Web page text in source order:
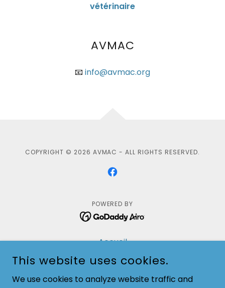
vétérinaire
AVMAC
📧 info@avmac.org
COPYRIGHT © 2026 AVMAC - ALL RIGHTS RESERVED.
POWERED BY
Accueil
À propos
Services
This website uses cookies.
We use cookies to analyze website traffic and